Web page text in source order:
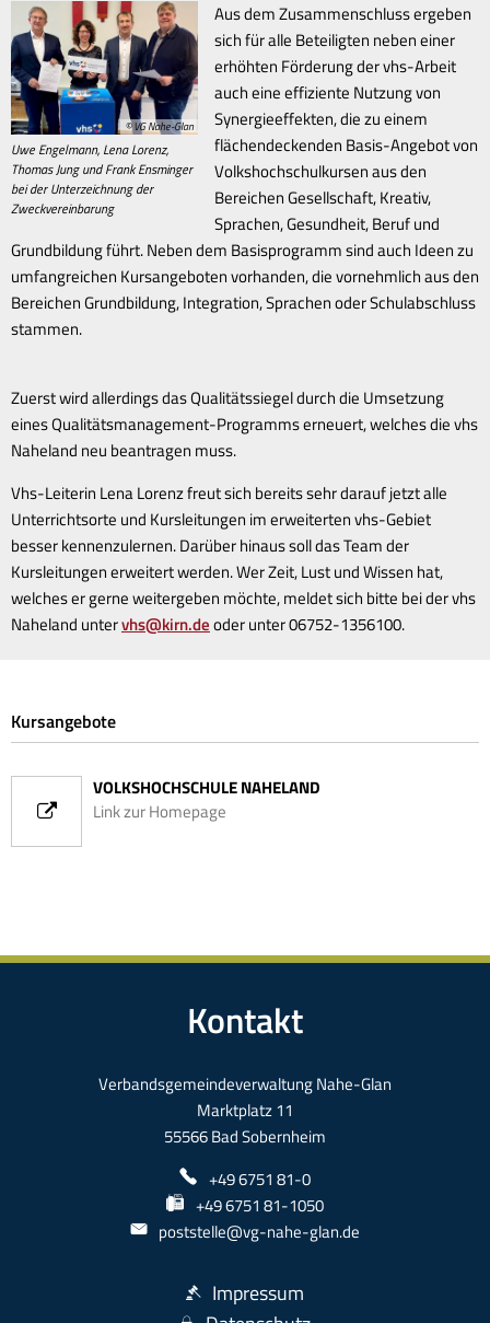
© VG Nahe-Glan
Uwe Engelmann, Lena Lorenz,
Thomas Jung und Frank Ensminger
bei der Unterzeichnung der
Zweckvereinbarung
Aus dem Zusammenschluss ergeben
sich für alle Beteiligten neben einer
erhöhten Förderung der vhs-Arbeit
auch eine effiziente Nutzung von
Synergieeffekten, die zu einem
flächendeckenden Basis-Angebot von
Volkshochschulkursen aus den
Bereichen Gesellschaft, Kreativ,
Sprachen, Gesundheit, Beruf und
Grundbildung führt. Neben dem Basisprogramm sind auch Ideen zu
umfangreichen Kursangeboten vorhanden, die vornehmlich aus den
Bereichen Grundbildung, Integration, Sprachen oder Schulabschluss
stammen.
Zuerst wird allerdings das Qualitätssiegel durch die Umsetzung
eines Qualitätsmanagement-Programms erneuert, welches die vhs
Naheland neu beantragen muss.
Vhs-Leiterin Lena Lorenz freut sich bereits sehr darauf jetzt alle
Unterrichtsorte und Kursleitungen im erweiterten vhs-Gebiet
besser kennenzulernen. Darüber hinaus soll das Team der
Kursleitungen erweitert werden. Wer Zeit, Lust und Wissen hat,
welches er gerne weitergeben möchte, meldet sich bitte bei der vhs
Naheland untervhs@kirn.deoder unter 06752-1356100.
Kursangebote
VOLKSHOCHSCHULE NAHELAND
Link zur Homepage
Kontakt
Verbandsgemeindeverwaltung Nahe-Glan
Marktplatz 11
55566 Bad Sobernheim
+49 6751 81-0
+49 6751 81-1050
poststelle@vg-nahe-glan.de
Impressum